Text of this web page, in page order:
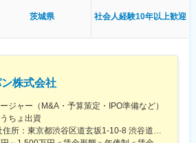
業が可能な環境・福利厚生が整っています。
ます。
同じレベルの業界知識とマーケット感をアッ
です。
め、拠点（東京・大阪）の近くにお住まいで
だけます。
茨城県 社会人経験10年以上歓迎
株式会社
ジャー（M&A・予算策定・IPO準備など）
ちょ出資